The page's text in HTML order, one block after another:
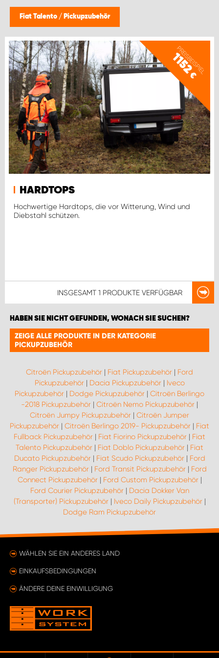
Fiat Talento / Pickupzubehör
PREISBEISPIEL
1152
€
HARDTOPS
Hochwertige Hardtops, die vor Witterung, Wind und
Diebstahl schützen.
INSGESAMT 1 PRODUKTE VERFÜGBAR
HABEN SIE NICHT GEFUNDEN, WONACH SIE SUCHEN?
ZEIGE ALLE PRODUKTE IN DER KATEGORIE
PICKUPZUBEHÖR
Citroën Pickupzubehör | Fiat Pickupzubehör | Ford
Pickupzubehör| Dacia Pickupzubehör| Iveco
Pickupzubehör | Dodge Pickupzubehör | Citroën Berlingo
-2018 Pickupzubehör | Citroën Nemo Pickupzubehör |
Citroën Jumpy Pickupzubehör | Citroën Jumper
Pickupzubehör | Citroën Berlingo 2019- Pickupzubehör | Fiat
Fullback Pickupzubehör | Fiat Fiorino Pickupzubehör | Fiat
Talento Pickupzubehör | Fiat Doblo Pickupzubehör | Fiat
Ducato Pickupzubehör| Fiat Scudo Pickupzubehör| Ford
Ranger Pickupzubehör| Ford Transit Pickupzubehör| Ford
Connect Pickupzubehör| Ford Custom Pickupzubehör|
Ford Courier Pickupzubehör| Dacia Dokker Van
(Transporter) Pickupzubehör| Iveco Daily Pickupzubehör|
Dodge Ram Pickupzubehör
WÄHLEN SIE EIN ANDERES LAND
EINKAUFSBEDINGUNGEN
ÄNDERE DEINE EINWILLIGUNG
WORK SYSTEM NAMEN
WORK SYSTEM WORK SYSTEM BRÜGGE